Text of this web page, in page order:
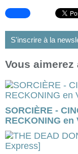
S'inscrire à la
Vous aimerez
SORCIÈRE -
RECKONING